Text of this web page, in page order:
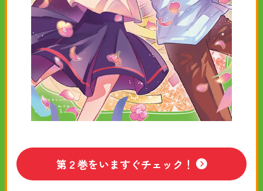
第２巻をいますぐチェック！